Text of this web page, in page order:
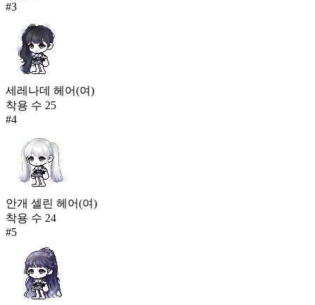
#3
세레나데 헤어(여)
착용 수 25
#4
안개 셀린 헤어(여)
착용 수 24
#5